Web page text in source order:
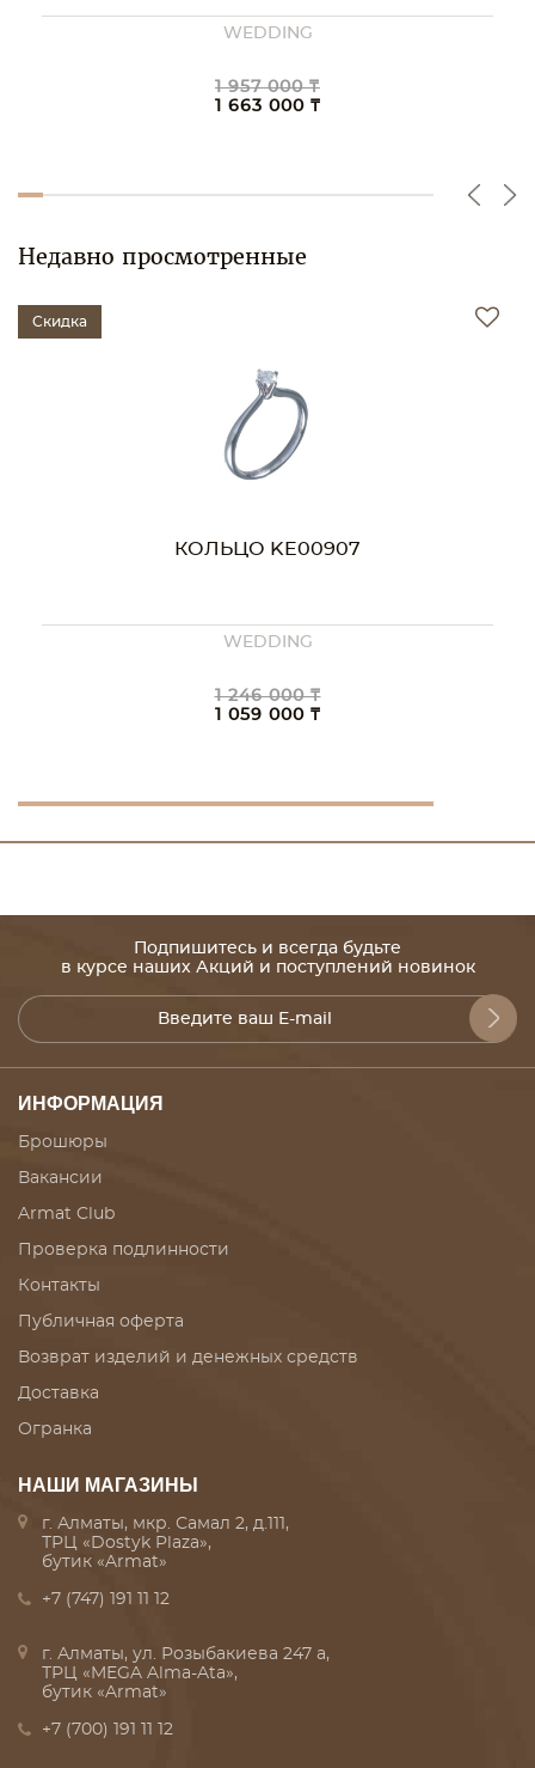
WEDDING
1 957 000 ₸
1 663 000 ₸
Недавно просмотренные
Скидка
КОЛЬЦО KE00907
WEDDING
1 246 000 ₸
1 059 000 ₸
Подпишитесь и всегда будьте
в курсе наших Акций и поступлений новинок
ИНФОРМАЦИЯ
Брошюры
Вакансии
Armat Club
Проверка подлинности
Контакты
Публичная оферта
Возврат изделий и денежных средств
Доставка
Огранка
НАШИ МАГАЗИНЫ
г. Алматы, мкр. Самал 2, д.111,
ТРЦ «Dostyk Plaza»,
бутик «Armat»
+7 (747) 191 11 12
г. Алматы, ул. Розыбакиева 247 а,
ТРЦ «MEGA Alma-Ata»,
бутик «Armat»
+7 (700) 191 11 12